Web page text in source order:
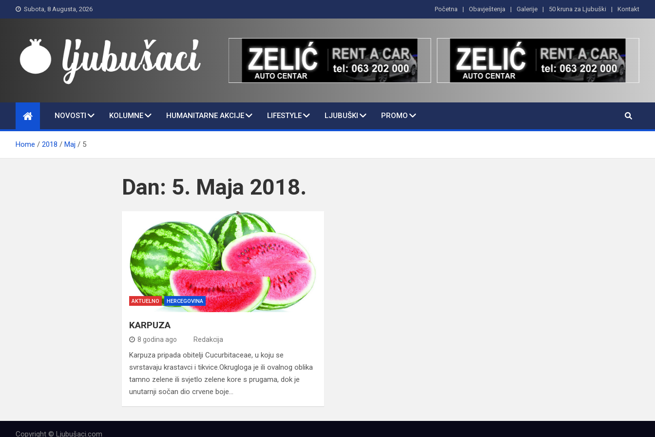
to
Subota, 8 Augusta, 2026 Početna Obavještenja Galerije 50 kruna za Ljubuški Kontakt
Ljubušaci
NOVOSTI KOLUMNE HUMANITARNE AKCIJE LIFESTYLE LJUBUŠKI PROMO
Home 2018 Maj 5
Dan: 5. Maja 2018.
AKTUELNO HERCEGOVINA
KARPUZA
8 godina ago Redakcija
Karpuza pripada obitelji Cucurbitaceae, u koju se
svrstavaju krastavci i tikvice.Okrugloga je ili ovalnog oblika
tamno zelene ili svjetlo zelene kore s prugama, dok je
unutarnji sočan dio crvene boje…
Copyright © Ljubušaci.com